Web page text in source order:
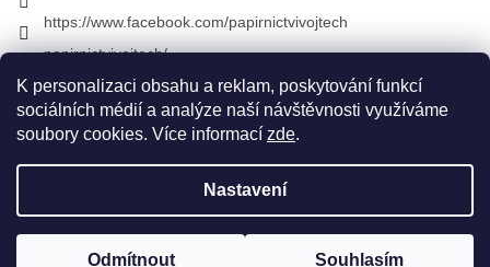
K personalizaci obsahu a reklam, poskytování funkcí
sociálních médií a analýze naší návštěvnosti využíváme
soubory cookies. Více informací zde.
Nastavení
Odmítnout Souhlasím
https://www.facebook.com/papirnictvivojtech
papirnictvivojtech/
+420 733 600 040
Vytvořil Shoptet&
Papírnictví VojTech
vyhrazena.
Upravit nastavení cookies